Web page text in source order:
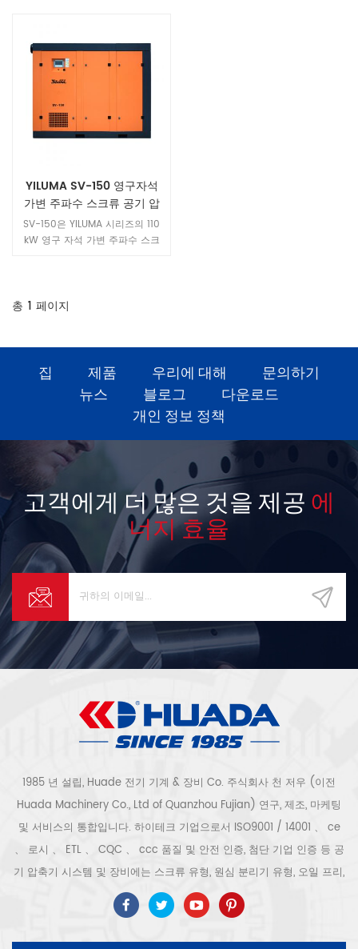
할 수 있습니다. IP54 영구 자기
모터 더 안전, 더 효율적, 더 많은
에너지 절약. 2. 특수 센서리스 개
open-loop 특수 가변 주파수 속
도 제어 system.Via 시작하기 위
하여 점차적으로 증가 된 주파수
회전식 오일 필터를 사용하고, 윤
활유 내부의 불순물을 완전히 필
터링하고, 내부에 설치된 온도 제
어 밸브를 사용하고, 다른 지역의
지 마십시오. 4. 지능형 터치 스크
린 작동컴퓨터 컨트롤러, 인간화
압축기를 포괄적으로 조정 및 모
니터링 할뿐만 아니라 고급 네트
워크 IT를 사용하여 원격 네트워
크 제어를 현실적으로 만듭니다.
모델 LGPM-50 방전 압력
(Mpa) 0.6-1.0 공기 배달 (m³ /
min) 7.6-5.8 전력 (kW) 37 윤
활유 (L) 22 운전 방법 직접 구동
냉각 공기 냉각방전 온도 (℃) 주
변 온도 ± 15 ℃ 소음 레벨 (dB
(A)) 68 ± 3 구동 방식 주파수
변환 시작 전기 (V / Hz) 380V /
50Hz 치수 (mm) 1400 * 1000
* 1580 무게 (kg) 800 공기 배
출관 직경 (inch / mm) G1-1 /
2 '' 1 、 회사 이점 천 저우
Huade 전기 기계 & 장비 유한
(주) 복건 prc (이전 Quanzhou
Fujian Province Huada
Machinery Co., Ltd)는 서해안
도시 Quanzhou.Our 회사는 국
제조업체 중 하나이며 장비는 현
재 가장 진보 된 현재입니다. 그리
고 우리 회사는 혁신적이고 첨단
기술입니다 enterprise.We 일련
를 개발, 설계 및 생산하는 전문
기업. 회사는 인증 ISO9001 :
2000, 중국 범용 기계 인증 및
ccc 인증, CE 인증, CQC 인증 및
ETL 의 품질 테스트를 획득했습니
다. certification.In 2002 년, 우
리는 독일에있는 공기 끝 제조자
와 협력했습니다 GHH-RAND 및
ROTORCOMP 및 AERZEN 생산 개
질 및 글로벌 판매는 항상 우리 회
공기량입니다.
YILUMA SV-150 영구자석
가변 주파수 스크류 공기 압
축기 – 110 kW: 고강도 고출
력 플래그십 모델
SV-150은 YILUMA 시리즈의 110
kW 영구 자석 가변 주파수 스크
을³ /min 및 0.8 MPa와 중부하
생산 등 분야의 연속 고부하 생산
라인에서 요구하는 안정적인 공기
공급 요건을 충족합니다.
총 1 페이지
집 제품 우리에 대해
문의하기
뉴스
블로그
다운로드
개인 정보 정책
고객에게 더 많은 것을 제공 에
너지 효율
1985 년 설립, Huade 전기 기계 & 장비 Co. 주식회사 천 저우 (이전
Huada Machinery Co., Ltd of Quanzhou Fujian) 연구, 제조, 마케팅
및 서비스의 통합입니다. 하이테크 기업으로서 ISO9001 / 14001 、 ce
、 로시 、 ETL 、 CQC 、 ccc 품질 및 안전 인증, 첨단 기업 인증 등 공
기 압축기 시스템 및 장비에는 스크류 유형, 원심 분리기 유형, 오일 프리,
스크롤 유형, 피스톤 유형, 건조기, 필터, 배수기, 완전한 공기 압축기 생산
라인 등이 포함됩니다. 보다 300 가지 유형의 공기 압축기 산업 전문가
우리 회사는 보다 30 년 경력 from 압력 용기, 전기 모터, 정밀 부품 가공